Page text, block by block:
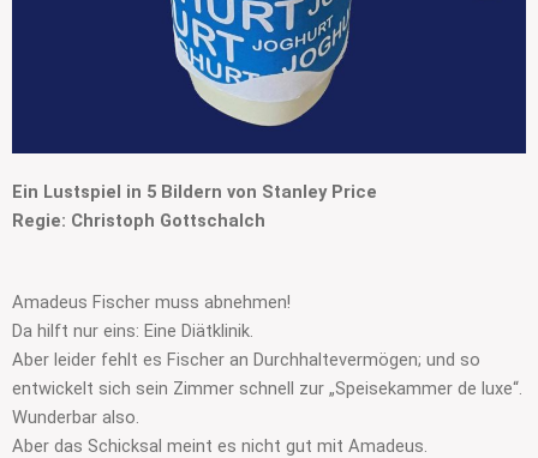
Ein Lustspiel in 5 Bildern von Stanley Price
Regie: Christoph Gottschalch
Amadeus Fischer muss abnehmen!
Da hilft nur eins: Eine Diätklinik.
Aber leider fehlt es Fischer an Durchhaltevermögen; und so
entwickelt sich sein Zimmer schnell zur „Speisekammer de luxe“.
Wunderbar also.
Aber das Schicksal meint es nicht gut mit Amadeus.